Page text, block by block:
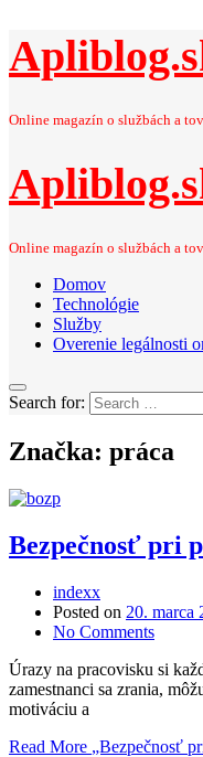
Online magazín o službách a
Online magazín o službách a
Domov
Technológie
Služby
Overenie legálnosti
Search for:
Značka: práca
Bezpečnosť pri
indexx
Posted on 20. marca
No Comments
Úrazy na pracovisku si
zamestnanci sa zrania,
motiváciu a
Read More „Bezpečnosť